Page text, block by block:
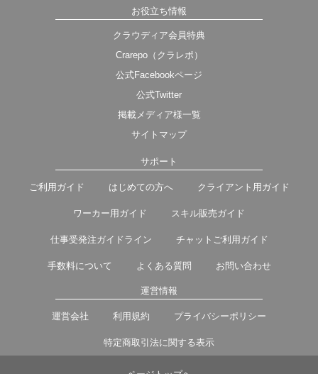
お役立ち情報
クラウディア会員特典
Crarepo（クラレポ）
公式Facebookページ
公式Twitter
掲載メディア様一覧
サイトマップ
サポート
ご利用ガイド はじめての方へ クライアント用ガイド
ワーカー用ガイド スキル販売ガイド
仕事受発注ガイドライン チャットご利用ガイド
手数料について よくある質問 お問い合わせ
運営情報
運営会社 利用規約 プライバシーポリシー
特定商取引法に関する表示